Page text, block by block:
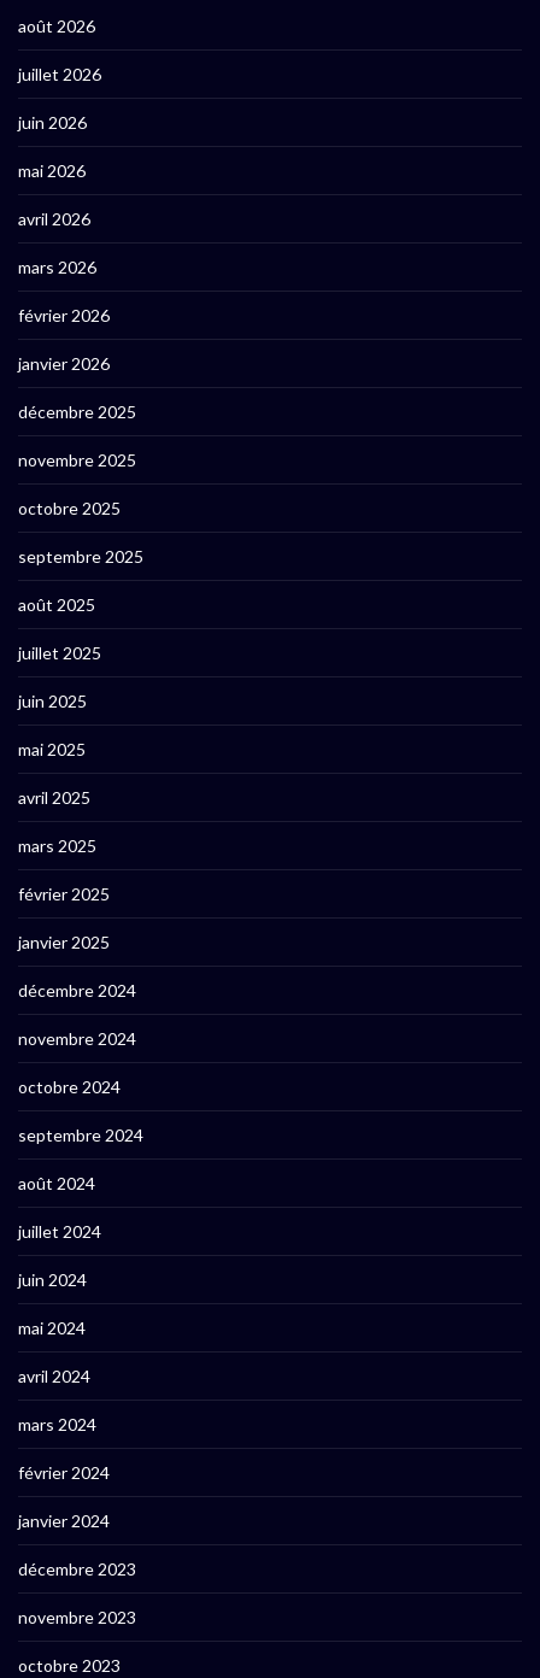
août 2026
juillet 2026
juin 2026
mai 2026
avril 2026
mars 2026
février 2026
janvier 2026
décembre 2025
novembre 2025
octobre 2025
septembre 2025
août 2025
juillet 2025
juin 2025
mai 2025
avril 2025
mars 2025
février 2025
janvier 2025
décembre 2024
novembre 2024
octobre 2024
septembre 2024
août 2024
juillet 2024
juin 2024
mai 2024
avril 2024
mars 2024
février 2024
janvier 2024
décembre 2023
novembre 2023
octobre 2023